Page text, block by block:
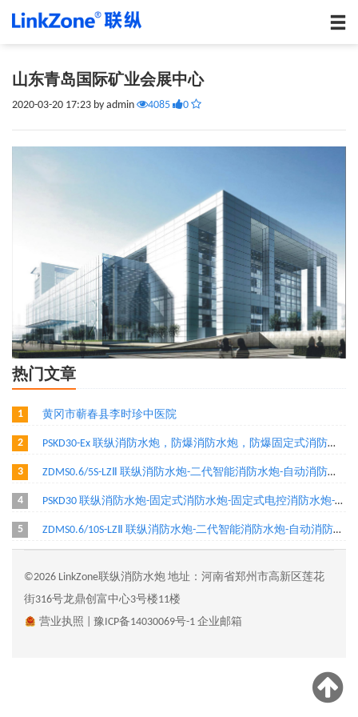
山东青岛国际矿业会展中心
2020-03-20 17:23 by admin 4085 0
热门文章
1 黄冈市蕲春县李时珍中医院
2 PSKD30-Ex 联纵消防水炮，防爆消防水炮，防爆固定式消防水炮_防爆电控炮，自动跟踪定位射流灭火装置
3 ZDMS0.6/5S-LZⅡ 联纵消防水炮-二代智能消防水炮-自动消防水炮-智能水炮-自动跟踪定位射流灭火装置
4 PSKD30 联纵消防水炮-固定式消防水炮-固定式电控消防水炮-消防炮
5 ZDMS0.6/10S-LZⅡ 联纵消防水炮-二代智能消防水炮-自动消防水炮-自动跟踪定位射流灭火装置
©2026 LinkZone联纵消防水炮 地址：河南省郑州市高新区莲花
街316号龙鼎创富中心3号楼11楼
营业执照
豫ICP备14030069号-1 企业邮箱